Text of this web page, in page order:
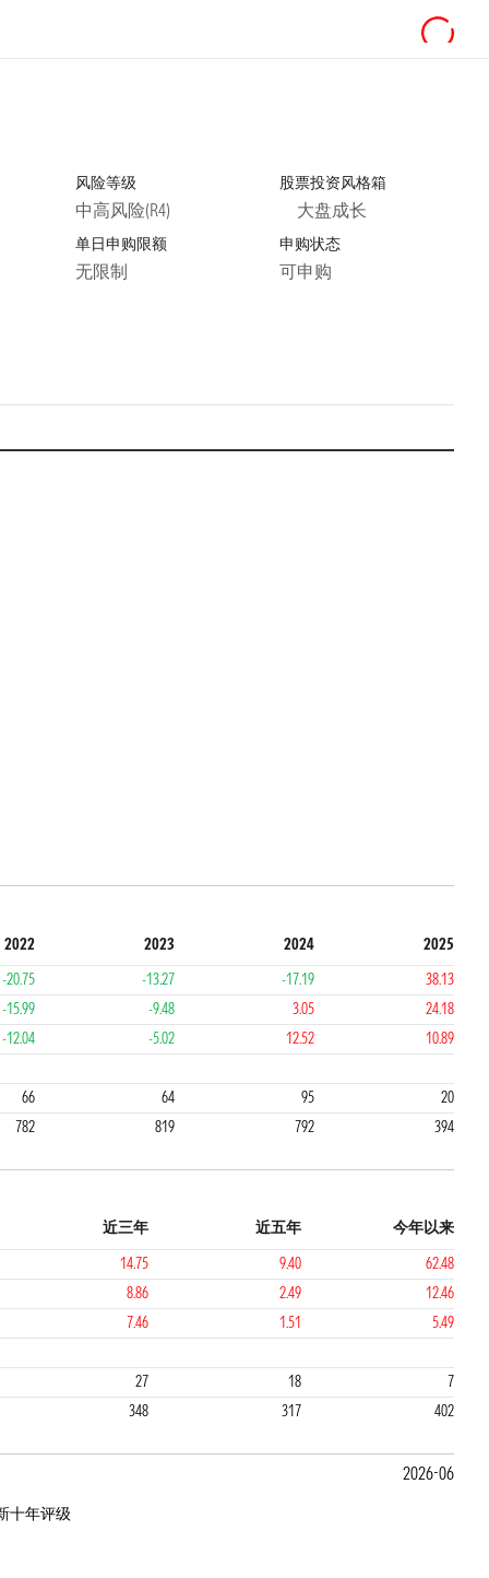
风险等级
中高风险(R4)
股票投资风格箱
大盘成长
单日申购限额
无限制
申购状态
可申购
2022 2023 2024
2025
-20.75 -13.27 -17.19
38.13
-15.99 -9.48 3.05
24.18
-12.04 -5.02 12.52
10.89
3 4 1
66 64 95
20
782 819 792 394
近三年 近五年
今年以来
14.75 9.40
62.48
8.86 2.49
12.46
7.46 1.51
5.49
1 1
27 18
7
348 317 402
2026-06
十年评级